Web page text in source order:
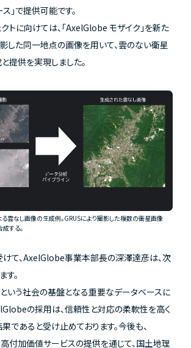
」で提供可能です。
トに向けては、「AxelGlobe モザイク」を新た
した同一地点の画像を用いて、雲のない衛星
提供を実現しました。
雲なし画像の生成例。GRUSにより撮影した複数の衛星画像
成する。
て、AxelGlobe事業本部長の深澤達彦は、次
す。
いう社会の基盤となる重要なデータベースに
の採用は、信頼性と対応の柔軟性を高く
であると受け止めております。今後も、
付加価値サービスの提供を通じて、国土地理